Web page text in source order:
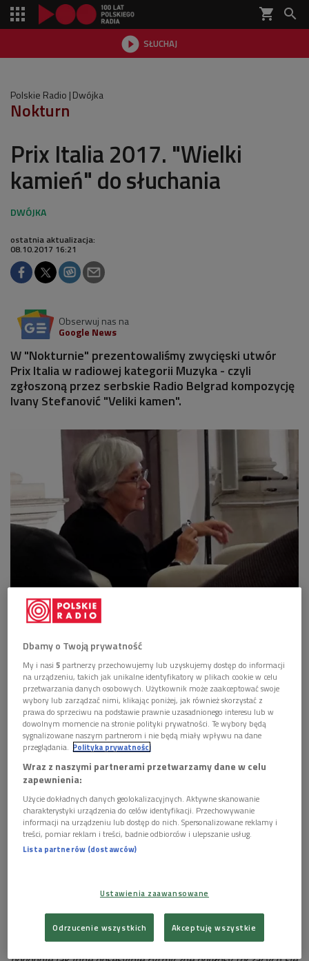
shopping_cart 
 SŁUCHAJ

Polskie Radio Dwójka
Nokturn
Prix Italia 2017. "Wielki
kamień" do słuchania
ostatnia aktualizacja:
08.10.2017 16:21
Obserwuj nas na
Google News
W "Nokturnie" prezentowaliśmy zwycięski utwór
Prix Italia w radiowej kategorii Muzyka - czyli
zgłoszoną przez serbskie Radio Belgrad kompozycję
Ivany Stefanović "Veliki kamen".
Ivana Stefanović podczas ceremonii finałowej Prix Italia 2017
Buckley
Dzieło zostało stworzone do fragmentów tekstu ludowej
ballady "Hasanaginica" z XVII wieku w opracowaniu serbskiego
poety i dramaturga Ljubomira Simovića.
Pierwiastek męski i kobiecy w ich symbolicznej konfrontacji
spotykają się tu w archaicznym czasie. Dźwięk określa ich
dwa osobne światy. Pierwszy to świat siły, armii,
żołnierskiego drylu, komend, obozów, pól bitewnych i
nasiąkniętych krwią". Drugi to świat uległości, strachu i
rozpaczy. Głęboka bałkańska ciemność. (…)
Dwie postaci – on i ona.
Jej imię to Samotność.
Dwie samotności, dwie cisze. (…)
Odgłosy kroków są tu istotnym motywem materiału
muzycznego. Sugerują ruch, ale nie prowadzą do nikąd,
Dbamy o Twoją prywatność
My i nasi5 partnerzy przechowujemy lub uzyskujemy dostęp do informacji
na urządzeniu, takich jak unikalne identyfikatory w plikach cookie w celu
przetwarzania danych osobowych. Użytkownik może zaakceptować swoje
wybory lub zarządzać nimi, klikając poniżej, jak również skorzystać z
prawa do sprzeciwu na podstawie prawnie uzasadnionego interesu lub w
dowolnym momencie na stronie polityki prywatności. Te wybory będą
sygnalizowane naszym partnerom i nie będą miały wpływu na dane
przeglądania. Polityka prywatności
Wraz z naszymi partnerami przetwarzamy dane w celu
zapewnienia:
Użycie dokładnych danych geolokalizacyjnych. Aktywne skanowanie
charakterystyki urządzenia do celów identyfikacji. Przechowywanie
informacji na urządzeniu lub dostęp do nich. Spersonalizowane reklamy i
treści, pomiar reklam i treści, badnie odbiorców i ulepszanie usług.
Lista partnerów (dostawców)
Ustawienia zaawansowane
Odrzucenie wszystkich Akceptuję wszystkie